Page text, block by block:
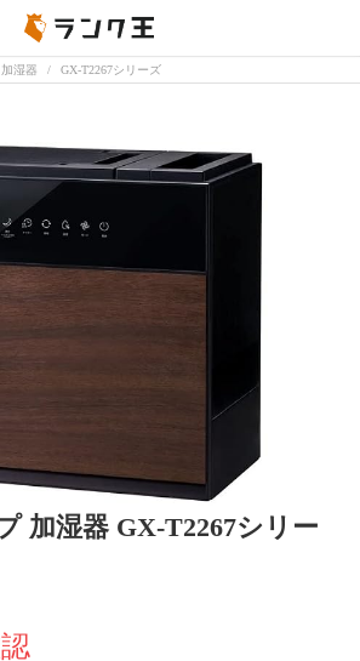
加湿器 GX-T2267シリーズ
加湿器 GX-T2267シリー